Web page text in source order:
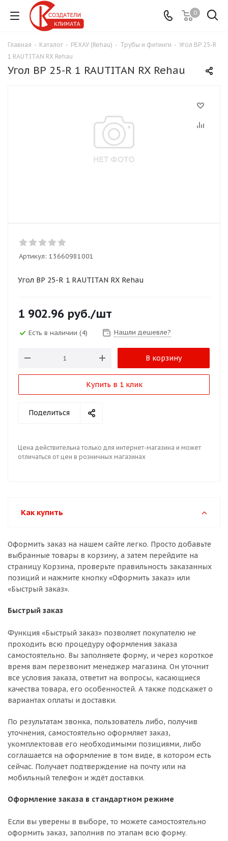
0
Главная - Каталог - РЕХАУ (Rehau) - Трубы и фитинги - Угол ВР 25-R
1 RAUTITAN RX Rehau
Угол ВР 25-R 1 RAUTITAN RX Rehau
Артикул: 13660981001
Угол ВР 25-R 1 RAUTITAN RX Rehau
1 902.96 руб./шт
Есть в наличии (4) Нашли дешевле?
В корзину
Купить в 1 клик
Поделиться
Цена действительна только для интернет-магазина и может
отличаться от цен в розничных магазинах
Как купить
Оформить заказ на нашем сайте легко. Просто добавьте
выбранные товары в корзину, а затем перейдите на
страницу Корзина, проверьте правильность заказанных
позиций и нажмите кнопку «Оформить заказ» или
«Быстрый заказ».
Быстрый заказ
Функция «Быстрый заказ» позволяет покупателю не
проходить всю процедуру оформления заказа
самостоятельно. Вы заполняете форму, и через короткое
время вам перезвонит менеджер магазина. Он уточнит
все условия заказа, ответит на вопросы, касающиеся
качества товара, его особенностей. А также подскажет о
вариантах оплаты и доставки.
По результатам звонка, пользователь либо, получив
уточнения, самостоятельно оформляет заказ,
укомплектовав его необходимыми позициями, либо
соглашается на оформление в том виде, в котором есть
сейчас. Получает подтверждение на почту или на
мобильный телефон и ждёт доставки.
Оформление заказа в стандартном режиме
Если вы уверены в выборе, то можете самостоятельно
оформить заказ, заполнив по этапам всю форму.